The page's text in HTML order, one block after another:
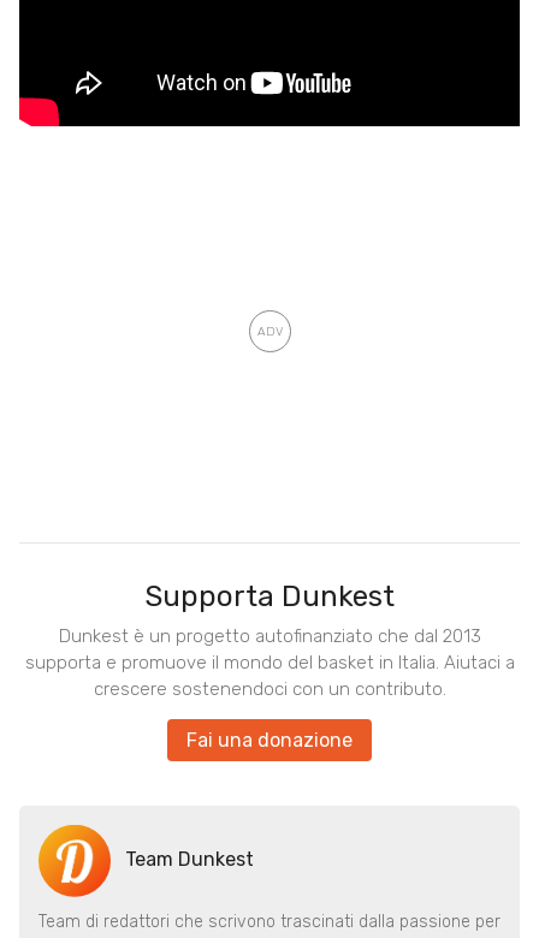
Supporta Dunkest
Dunkest è un progetto autofinanziato che dal 2013
supporta e promuove il mondo del basket in Italia. Aiutaci a
crescere sostenendoci con un contributo.
Fai una donazione
Team Dunkest
Team di redattori che scrivono trascinati dalla passione per